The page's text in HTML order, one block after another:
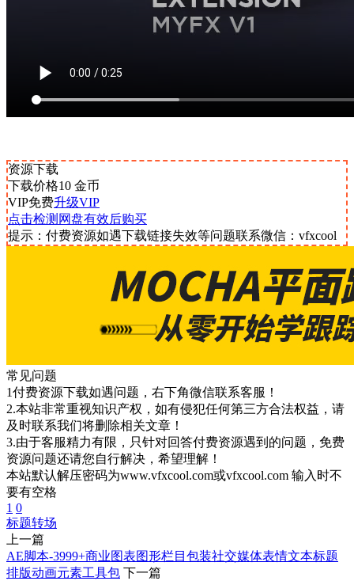
资源下载
下载价格10 金币
VIP免费升级VIP
点击检测网盘有效后购买
提示：付费资源如遇下载链接失效等问题联系微信：vfxcool
常见问题
1付费资源下载如遇问题，右下角微信联系客服！
2.本站非常重视知识产权，如有侵犯任何第三方合法权益，请
及时联系我们将删除相关文章！
3.由于客服精力有限，只针对回答付费资源遇到的问题，免费
资源问题还请您自行解决，希望理解！
本站默认解压密码为www.vfxcool.com或vfxcool.com 输入时不
要有空格
1 0
标题转场
上一篇
AE脚本-3999+商业图表图形栏目包装社交媒体表情文本标题
排版动画元素工具包 下一篇